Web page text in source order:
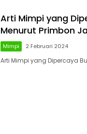
Arti Mimpi yang
Menurut Primbon
Mimpi 2 Februari 2024
Arti Mimpi yang Dipercaya